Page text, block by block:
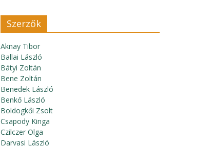
Szerzők
Aknay Tibor
Ballai László
Bátyi Zoltán
Bene Zoltán
Benedek László
Benkő László
Boldogkői Zsolt
Csapody Kinga
Czilczer Olga
Darvasi László